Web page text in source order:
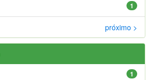
1
próximo >
1